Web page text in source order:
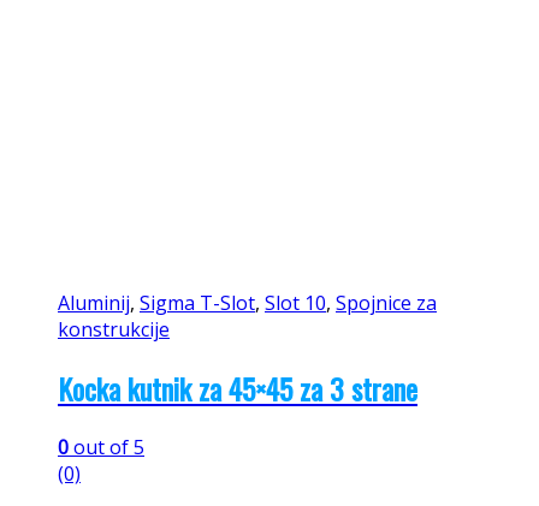
Aluminij, Sigma T-Slot, Slot 10, Spojnice za
konstrukcije
Kocka kutnik za 45×45 za 3 strane
0out of 5
(0)